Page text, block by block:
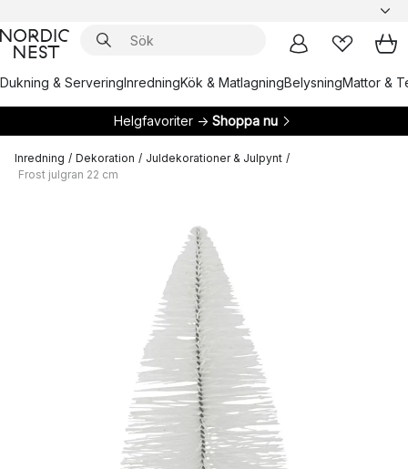
Dukning & ServeringInredningKök & MatlagningBelysningMattor &
Helgfavoriter → Shoppa nu
Inredning / Dekoration / Juldekorationer & Julpynt /
Frost julgran 22 cm